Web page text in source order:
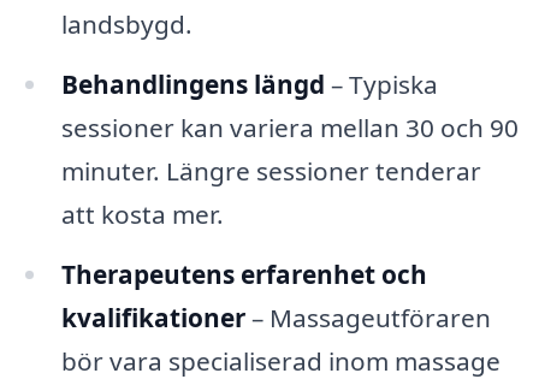
landsbygd.
Behandlingens längd – Typiska
sessioner kan variera mellan 30 och 90
minuter. Längre sessioner tenderar
att kosta mer.
Therapeutens erfarenhet och
kvalifikationer– Massageutföraren
bör vara specialiserad inom massage